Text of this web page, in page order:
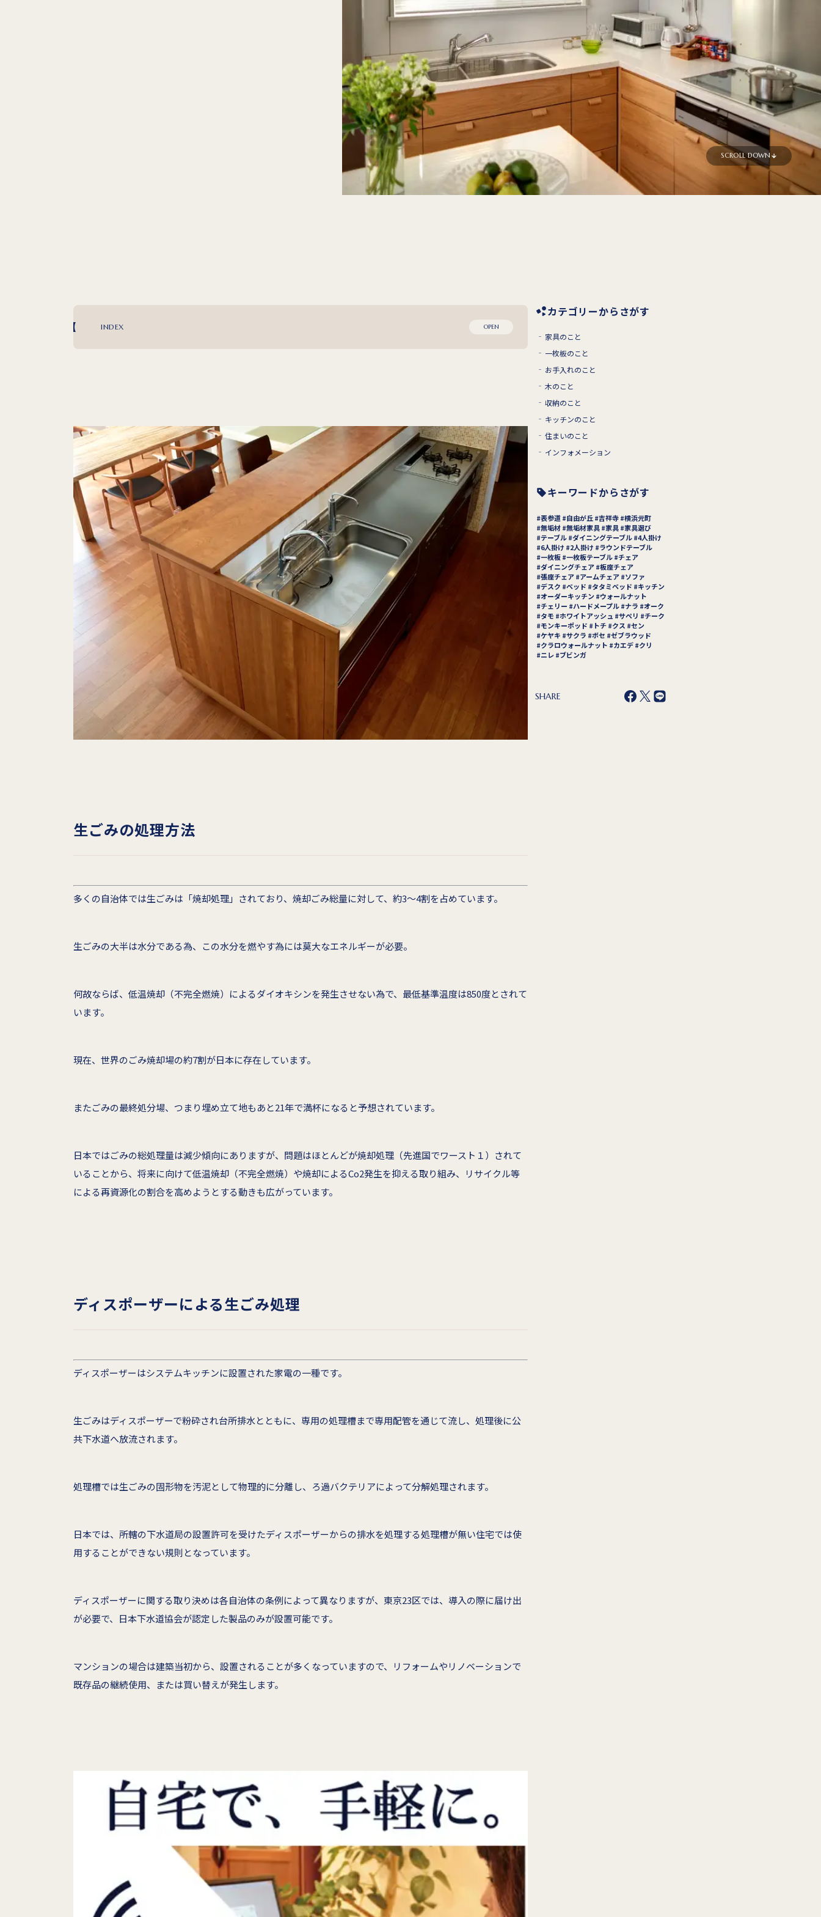
SCROLL DOWN
INDEX OPEN
生ごみの処理方法
多くの自治体では生ごみは「焼却処理」されており、焼却ごみ総量に対して、約3～4割を占めています。
生ごみの大半は水分である為、この水分を燃やす為には莫大なエネルギーが必要。
何故ならば、低温焼却（不完全燃焼）によるダイオキシンを発生させない為で、最低基準温度は850度とされて
います。
現在、世界のごみ焼却場の約7割が日本に存在しています。
またごみの最終処分場、つまり埋め立て地もあと21年で満杯になると予想されています。
日本ではごみの総処理量は減少傾向にありますが、問題はほとんどが焼却処理（先進国でワースト１）されて
いることから、将来に向けて低温焼却（不完全燃焼）や焼却によるCo2発生を抑える取り組み、リサイクル等
による再資源化の割合を高めようとする動きも広がっています。
ディスポーザーによる生ごみ処理
ディスポーザーはシステムキッチンに設置された家電の一種です。
生ごみはディスポーザーで粉砕され台所排水とともに、専用の処理槽まで専用配管を通じて流し、処理後に公
共下水道へ放流されます。
処理槽では生ごみの固形物を汚泥として物理的に分離し、ろ過バクテリアによって分解処理されます。
日本では、所轄の下水道局の設置許可を受けたディスポーザーからの排水を処理する処理槽が無い住宅では使
用することができない規則となっています。
ディスポーザーに関する取り決めは各自治体の条例によって異なりますが、東京23区では、導入の際に届け出
が必要で、日本下水道協会が認定した製品のみが設置可能です。
マンションの場合は建築当初から、設置されることが多くなっていますので、リフォームやリノベーションで
既存品の継続使用、または買い替えが発生します。
カテゴリーからさがす
家具のこと
一枚板のこと
お手入れのこと
木のこと
収納のこと
キッチンのこと
住まいのこと
インフォメーション
キーワードからさがす
表参道 自由が丘 吉祥寺 横浜元町
無垢材 無垢材家具 家具
家具選び
テーブル ダイニングテーブル 4人掛け
6人掛け
2人掛け
ラウンドテーブル
一枚板 一枚板テーブル チェア
ダイニングチェア 板座チェア
張座チェア
アームチェア
ソファ
デスク
ベッド タタミベッド
キッチン
オーダーキッチン
ウォールナット
チェリー
ハードメープル ナラ
オーク
タモ
ホワイトアッシュ サペリ
チーク
モンキーポッド
トチ クス
セン
ケヤキ
サクラ ボセ
ゼブラウッド
クラロウォールナット
カエデ
クリ
ニレ
ブビンガ
SHARE